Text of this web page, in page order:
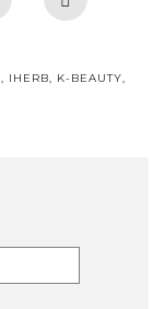
, IHERB, K-BEAUTY,